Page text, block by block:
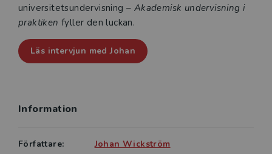
universitetsundervisning – Akademisk undervisning i
praktiken fyller den luckan.
Läs intervjun med Johan
Information
Författare:
Johan Wickström